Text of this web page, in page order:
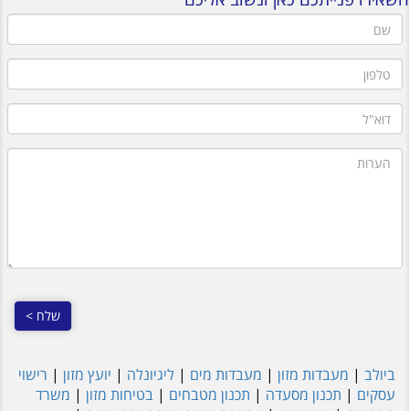
שם
טלפון
דוא"ל
הערות
ביולב | מעבדות מזון | מעבדות מים | ליגיונלה | יועץ מזון | רישוי
עסקים | תכנון מסעדה | תכנון מטבחים | בטיחות מזון | משרד